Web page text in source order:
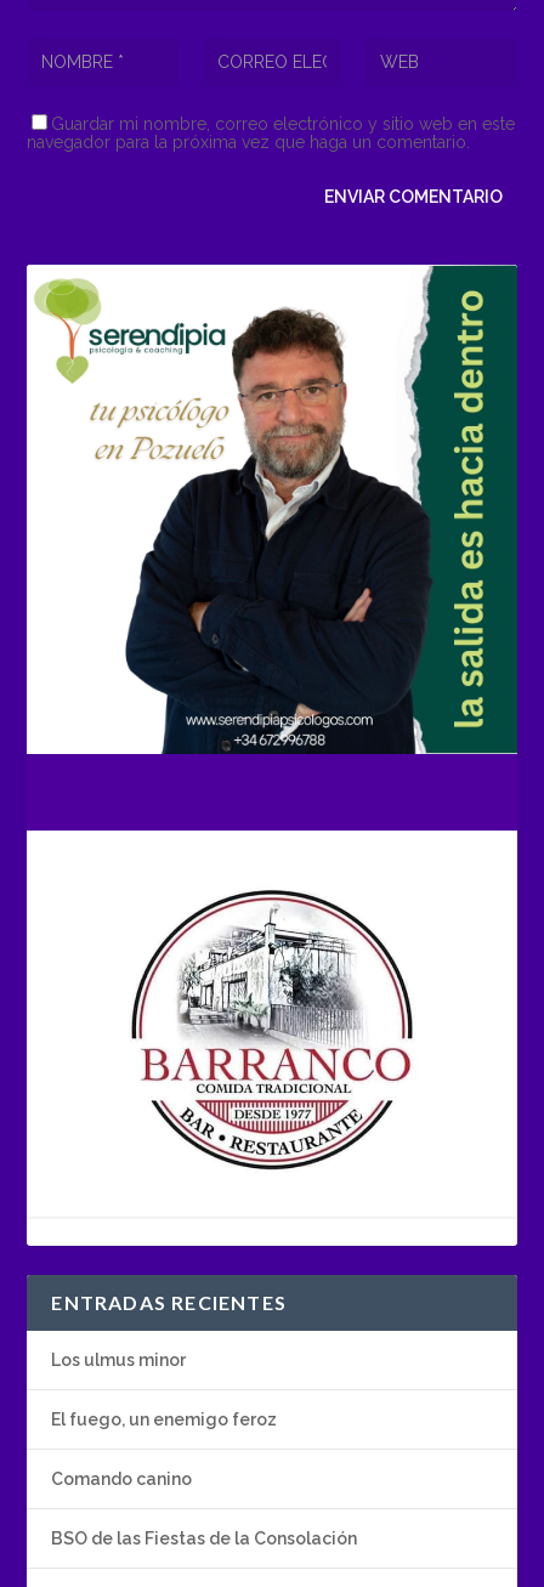
Guardar mi nombre, correo electrónico y sitio web en este
navegador para la próxima vez que haga un comentario.
ENTRADAS RECIENTES
Los ulmus minor
El fuego, un enemigo feroz
Comando canino
BSO de las Fiestas de la Consolación